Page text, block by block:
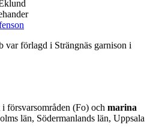
var förlagd i Strängnäs garnison i
försvarsområden (Fo) och marina
län, Södermanlands län, Uppsala